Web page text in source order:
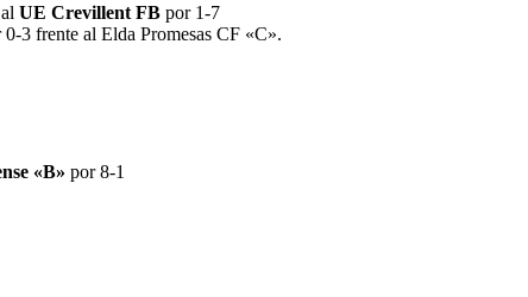
UE Crevillent FB por 1-7
3 frente al Elda Promesas CF «C».
«B» por 8-1